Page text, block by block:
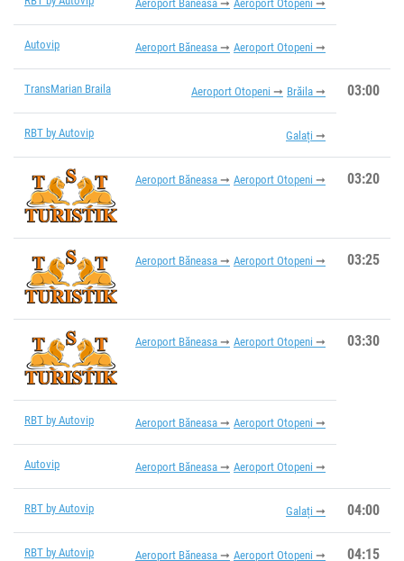
Aeroport Băneasa Aeroport Otopeni
Autovip Aeroport Băneasa Aeroport Otopeni
TransMarian Braila Aeroport Otopeni Brăila 03:00
RBT by Autovip Galați
Aeroport Băneasa Aeroport Otopeni 03:20
Aeroport Băneasa Aeroport Otopeni 03:25
Aeroport Băneasa Aeroport Otopeni 03:30
RBT by Autovip Aeroport Băneasa Aeroport Otopeni
Autovip Aeroport Băneasa Aeroport Otopeni
RBT by Autovip Galați 04:00
RBT by Autovip Aeroport Băneasa Aeroport Otopeni 04:15